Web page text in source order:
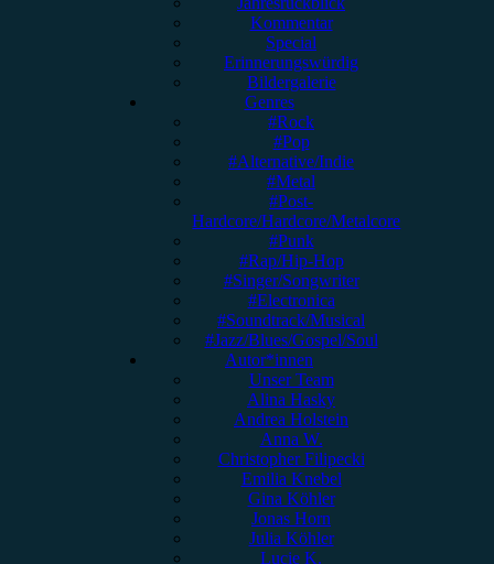
Kommentar
Special
Erinnerungswürdig
Bildergalerie
Genres
#Rock
#Pop
#Alternative/Indie
#Metal
#Post-
Hardcore/Hardcore/Metalcore
#Punk
#Rap/Hip-Hop
#Singer/Songwriter
#Electronica
#Soundtrack/Musical
#Jazz/Blues/Gospel/Soul
Autor*innen
Unser Team
Alina Hasky
Andrea Holstein
Anna W.
Christopher Filipecki
Emilia Knebel
Gina Köhler
Jonas Horn
Julia Köhler
Lucie K.